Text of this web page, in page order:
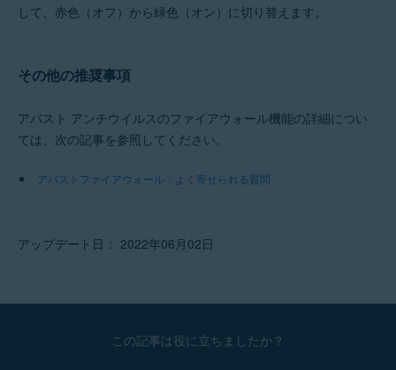
して、赤色（オフ）から緑色（オン）に切り替えます。
その他の推奨事項
アバスト アンチウイルスのファイアウォール機能の詳細につい
ては、次の記事を参照してください。
アバストファイアウォール：よく寄せられる質問
アップデート日： 2022年06月02日
この記事は役に立ちましたか？